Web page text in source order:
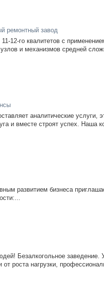
ремонтный завод
12-го квалитетов с
и механизмов средней
аналитические услуги,
и вместе строят успех. Наша
развитием бизнеса
Безалкогольное заведение.
роста нагрузки,